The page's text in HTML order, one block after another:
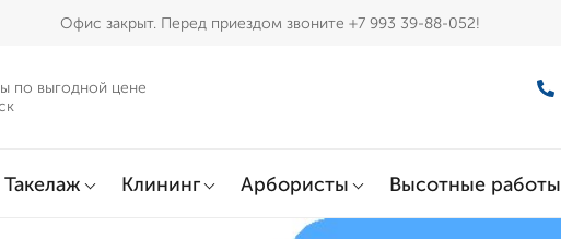
Офис закрыт. Перед приездом звоните +7 993 39-88-052!
по выгодной цене
Такелаж Клининг Арбористы Высотные работы